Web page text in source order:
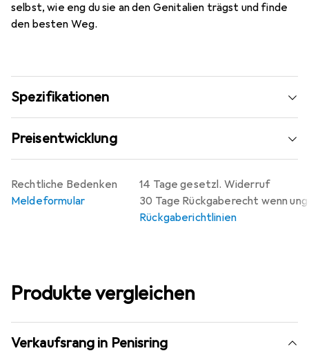
selbst, wie eng du sie an den Genitalien trägst und finde
den besten Weg.
Spezifikationen
Preisentwicklung
14 Tage gesetzl. Widerruf
30 Tage Rückgaberecht wenn
Rückgaberichtlinien
Rechtliche Bedenken
Meldeformular
Produkte vergleichen
Verkaufsrang in Penisring